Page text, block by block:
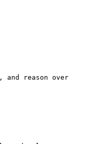
and reason over